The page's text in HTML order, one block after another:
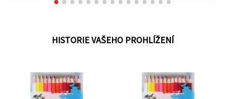
HISTORIE VAŠEHO PROHLÍŽENÍ